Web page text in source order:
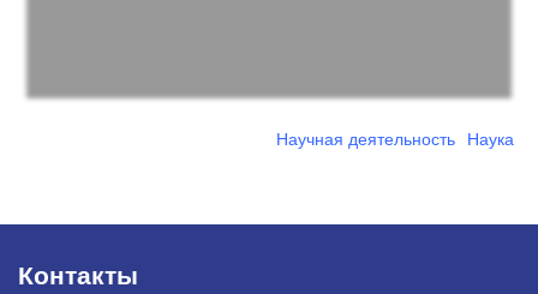
Научная деятельность Наука
Контакты